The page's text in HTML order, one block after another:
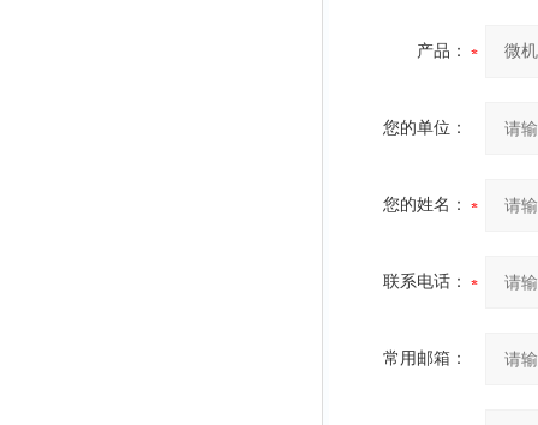
产品：
您的单位：
您的姓名：
联系电话：
常用邮箱：